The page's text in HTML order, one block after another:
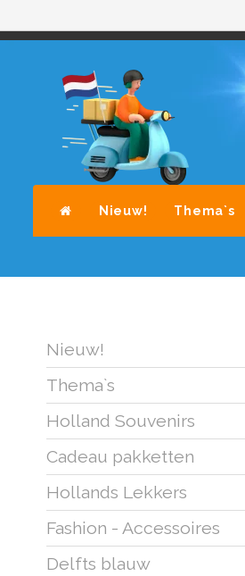
Nieuw! Thema`s
Nieuw!
Thema`s
Holland Souvenirs
Cadeau pakketten
Hollands Lekkers
Fashion - Accessoires
Delfts blauw